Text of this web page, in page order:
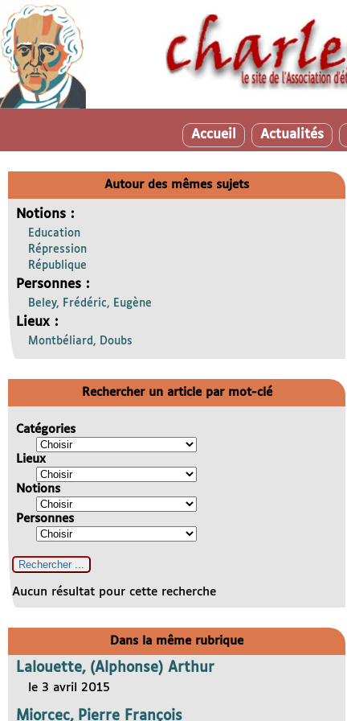
Accueil Actualités
Autour des mêmes sujets
Notions :
Education
Répression
République
Personnes :
Beley, Frédéric, Eugène
Lieux :
Montbéliard, Doubs
Rechercher un article par mot-clé
Catégories
Lieux
Notions
Personnes
Aucun résultat pour cette recherche
Dans la même rubrique
Lalouette, (Alphonse) Arthur
le 3 avril 2015
Miorcec, Pierre François